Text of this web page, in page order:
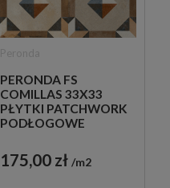
PERONDA FS
COMILLAS 33X33
PŁYTKI PATCHWORK
PODŁOGOWE
175,00 zł m2